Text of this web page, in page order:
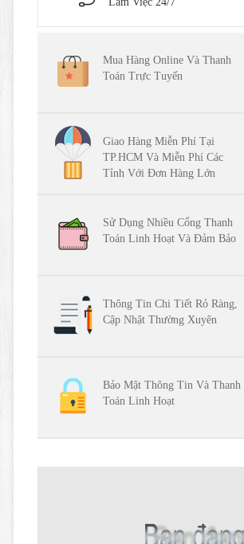
Mua Hàng Online Và Thanh
Toán Trực Tuyến
Giao Hàng Miễn Phí Tại
TP.HCM Và Miễn Phí Các
Tỉnh Với Đơn Hàng Lớn
Sử Dụng Nhiều Cổng Thanh
Toán Linh Hoạt Và Đảm Bảo
Thông Tin Chi Tiết Rỏ Ràng,
Cập Nhật Thường Xuyên
Bảo Mật Thông Tin Và Thanh
Toán Linh Hoạt